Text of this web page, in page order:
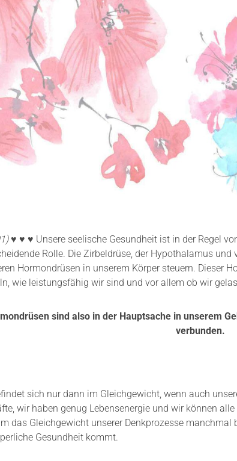
♥ ♥ ♥ Unsere seelische Gesundheit ist in der Regel
Rolle. Die Zirbeldrüse, der Hypothalamus
Hormondrüsen in unserem Körper steuern. Dieser
wie leistungsfähig wir sind und vor allem ob wir
sind also in der Hauptsache in unserem
verbunden.
sich nur dann im Gleichgewicht, wenn auch
wir haben genug Lebensenergie und wir können
das Gleichgewicht unserer Denkprozesse
Gesundheit kommt.